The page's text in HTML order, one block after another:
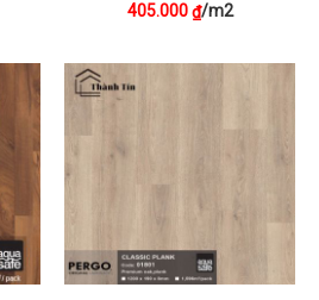
405.000₫/m2